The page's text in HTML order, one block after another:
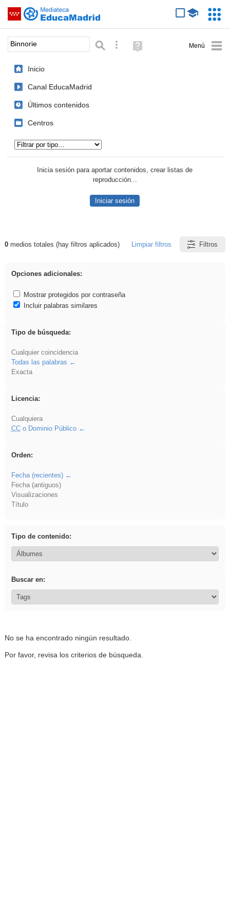
Saltar navegación
Palabra o frase: Búsqueda avanzada
Ayuda
(en
Inicio
Canal EducaMadrid
Últimos contenidos
Centros
Inicia sesión para aportar contenidos, crear listas de
reproducción...
Iniciar sesión
Resultados de: Binnorie
0medios totales (hay filtros aplicados) Limpiar filtros Filtros
Opciones adicionales:
Mostrar protegidos por contraseña
Incluir palabras similares
Tipo de búsqueda:
Cualquier coincidencia
Todas las palabras
Exacta
Licencia:
Cualquiera
CCo Dominio Público
Orden:
Fecha (recientes)
Fecha (antiguos)
Visualizaciones
Título
Tipo de contenido:
Buscar en:
No se ha encontrado ningún resultado.
Por favor, revisa los criterios de búsqueda.